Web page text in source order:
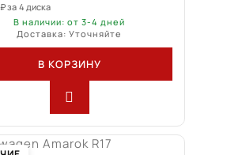
₽за 4 диска
В наличии: от 3-4 дней
Доставка: Уточняйте
В КОРЗИНУ